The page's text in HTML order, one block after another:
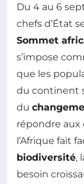
Du 4 au 6
chefs d’État
Sommet
s’impose
que les
du continent
du
répondre aux
l’Afrique fait
biodiversité,
besoin